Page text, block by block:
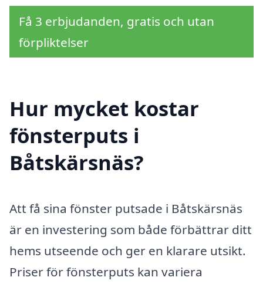
Få 3 erbjudanden, gratis och utan
förpliktelser
Hur mycket kostar
fönsterputs i
Båtskärsnäs?
Att få sina fönster putsade i Båtskärsnäs
är en investering som både förbättrar ditt
hems utseende och ger en klarare utsikt.
Priser för fönsterputs kan variera